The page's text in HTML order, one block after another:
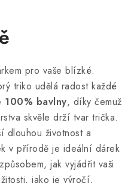
pro vaše blízké.
triko udělá radost každé
100% bavlny, díky čemuž
skvěle drží tvar trička.
dlouhou životnost a
v přírodě je ideální dárek
jak vyjádřit vaši
jako je výročí,